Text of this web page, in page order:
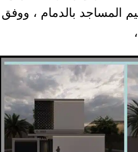
المساجد بالدمام ، ووفق